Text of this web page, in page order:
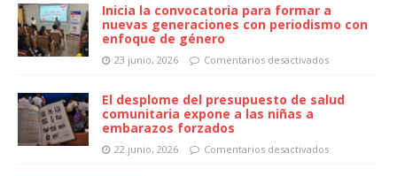
Inicia la convocatoria para formar a
nuevas generaciones con periodismo con
enfoque de género
23 junio, 2026 Comentarios desactivados
El desplome del presupuesto de salud
comunitaria expone a las niñas a
embarazos forzados
22 junio, 2026 Comentarios desactivados